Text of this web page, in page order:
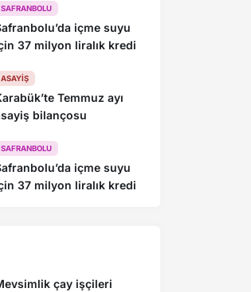
SAFRANBOLU
içme suyu
37 milyon liralık kredi
ASAYIŞ
Temmuz ayı
bilançosu
SAFRANBOLU
içme suyu
37 milyon liralık kredi
çay işçileri